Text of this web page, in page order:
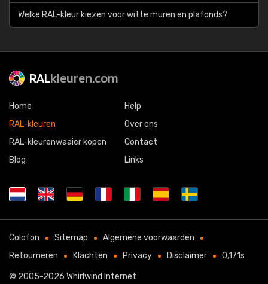
Welke RAL-kleur kiezen voor witte muren en plafonds?
RALkleuren.com
Home
RAL-kleuren
RAL-kleurenwaaier kopen
Blog
Help
Over ons
Contact
Links
Colofon Sitemap
Algemene voorwaarden
Retourneren
Klachten Privacy Disclaimer 0,171s
© 2005-2026 Whirlwind Internet